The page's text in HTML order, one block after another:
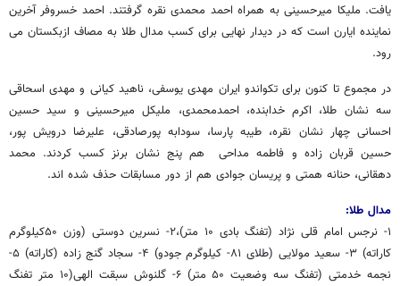
یافت. ملیکا میرحسینی به همراه احمد محمدی نقره گرفتند. احمد خسروفر آخرین
نماینده ایارن است که در دیدار نهایی برای کسب مدال طلا به مصاف ازبکستان می
رود.
در مجموع تا کنون برای تکواندو ایران مهدی یوسفی، ناهید کیانی و مهدی اسحاقی
سه نشان طلا، اکرم خدابنده، احمدمحمدی، ملیکل میرحسینی و سید حسین
احسانی چهار نشان نقره، طیبه پارسا، سودابه پورصادقی، علیرضا درویش پور،
حسین قربان زاده و فاطمه مداحی هم پنج نشان برنز کسب کردند. محمد
دهقانی، حنانه همتی و پریسان جوادی هم از دور مسابقات حذف شده اند.
مدال طلا:
۱- نرجس امام قلی نژاد (تفنگ بادی ۱۰ متر)،۲- نسرین دوستی (وزن ۵۰کیلوگرم
کاراته) ۳- سعید مولایی (طلای ٨١- کیلوگرم جودو) ۴- سجاد گنج زاده (کاراته) ۵-
نجمه خدمتی (تفنگ سه وضعیت ۵۰ متر) ۶- گلنوش سبقت الهی(۱۰ متر تفنگ